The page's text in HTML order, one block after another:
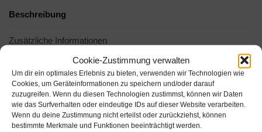
Cookie-Zustimmung verwalten
Um dir ein optimales Erlebnis zu bieten, verwenden wir Technologien wie
Cookies, um Geräteinformationen zu speichern und/oder darauf
zuzugreifen. Wenn du diesen Technologien zustimmst, können wir Daten
wie das Surfverhalten oder eindeutige IDs auf dieser Website verarbeiten.
Wenn du deine Zustimmung nicht erteilst oder zurückziehst, können
bestimmte Merkmale und Funktionen beeinträchtigt werden.
Beschreibung
Zusätzliche Informationen